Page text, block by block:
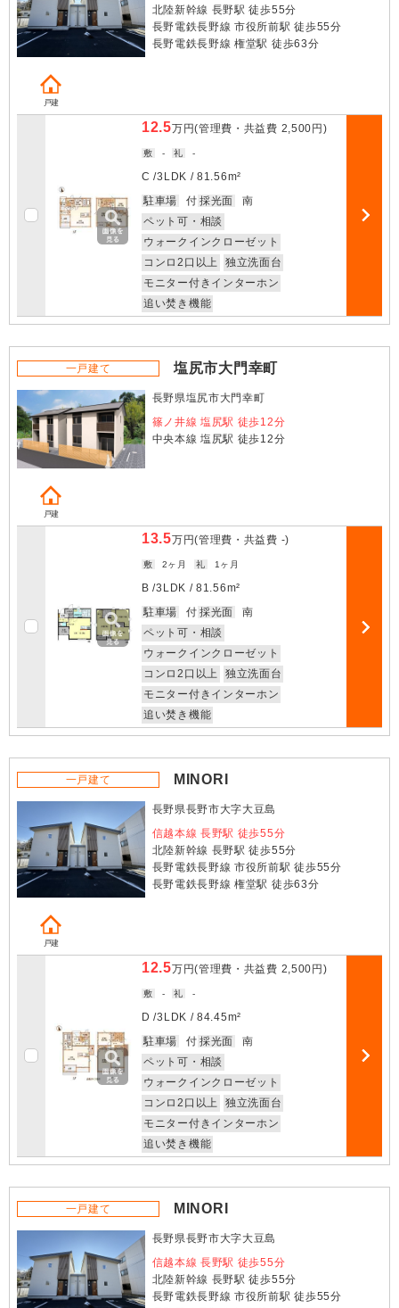
北陸新幹線 長野駅 徒歩55分
長野電鉄長野線 市役所前駅 徒歩55分
長野電鉄長野線 権堂駅 徒歩63分
戸建
12.5万円(管理費・共益費 2,500円)
敷 - 礼 -
C /3LDK /81.56m²
駐車場
付 採光面
南
ペット可・相談
ウォークインクローゼット
コンロ2口以上
独立洗面台
モニター付きインターホン
追い焚き機能
一戸建て 塩尻市大門幸町
長野県塩尻市大門幸町
篠ノ井線 塩尻駅 徒歩12分
中央本線 塩尻駅 徒歩12分
戸建
13.5万円(管理費・共益費 -)
敷 2ヶ月 礼 1ヶ月
B /3LDK /81.56m²
駐車場
付 採光面
南
ペット可・相談
ウォークインクローゼット
コンロ2口以上
独立洗面台
モニター付きインターホン
追い焚き機能
一戸建て MINORI
長野県長野市大字大豆島
信越本線 長野駅 徒歩55分
北陸新幹線 長野駅 徒歩55分
長野電鉄長野線 市役所前駅 徒歩55分
長野電鉄長野線 権堂駅 徒歩63分
戸建
12.5万円(管理費・共益費 2,500円 )
敷 - 礼 -
D /3LDK /84.45m²
駐車場
付 採光面
南
ペット可・相談
ウォークインクローゼット
コンロ2口以上
独立洗面台
モニター付きインターホン
追い焚き機能
一戸建て MINORI
長野県長野市大字大豆島
信越本線 長野駅 徒歩55分
北陸新幹線 長野駅 徒歩55分
長野電鉄長野線 市役所前駅 徒歩55分